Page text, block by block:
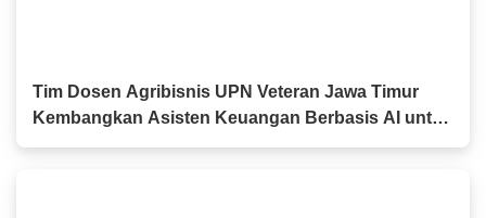
Tim Dosen Agribisnis UPN Veteran Jawa Timur
Kembangkan Asisten Keuangan Berbasis AI untuk
Kelompok Tani dan UMKM